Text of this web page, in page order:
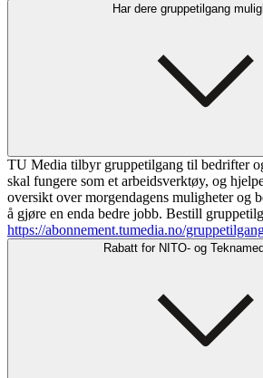
Har dere gruppetilgang
TU Media tilbyr gruppetilgang til bedrifter
skal fungere som et arbeidsverktøy, og
oversikt over morgendagens muligheter og
å gjøre en enda bedre jobb. Bestill
https://abonnement.tumedia.no/
Rabatt for NITO- og